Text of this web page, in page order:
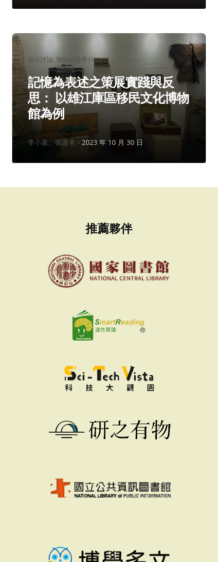
分
類：
展示評論 博物館學季刊
記憶為表述之策展實踐與反
思： 以雄江庫區移民文化博物
館為例
作
李小蕙、張道本 2023 年 10 月 30 日
推薦夥伴